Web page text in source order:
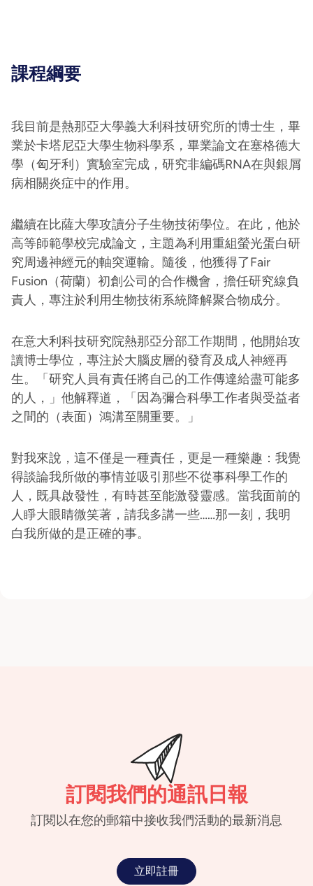
課程綱要
我目前是熱那亞大學義大利科技研究所的博士生，畢
業於卡塔尼亞大學生物科學系，畢業論文在塞格德大
學（匈牙利）實驗室完成，研究非編碼RNA在與銀屑
病相關炎症中的作用。
繼續在比薩大學攻讀分子生物技術學位。在此，他於
高等師範學校完成論文，主題為利用重組螢光蛋白研
究周邊神經元的軸突運輸。隨後，他獲得了Fair
Fusion（荷蘭）初創公司的合作機會，擔任研究線負
責人，專注於利用生物技術系統降解聚合物成分。
在意大利科技研究院熱那亞分部工作期間，他開始攻
讀博士學位，專注於大腦皮層的發育及成人神經再
生。「研究人員有責任將自己的工作傳達給盡可能多
的人，」他解釋道，「因為彌合科學工作者與受益者
之間的（表面）鴻溝至關重要。」
對我來說，這不僅是一種責任，更是一種樂趣：我覺
得談論我所做的事情並吸引那些不從事科學工作的
人，既具啟發性，有時甚至能激發靈感。當我面前的
人睜大眼睛微笑著，請我多講一些……那一刻，我明
白我所做的是正確的事。
訂閱我們的通訊日報
訂閱以在您的郵箱中接收我們活動的最新消息
立即註冊